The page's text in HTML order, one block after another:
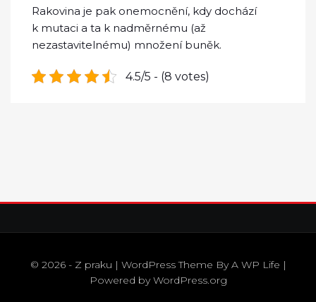
Rakovina je pak onemocnění, kdy dochází
k mutaci a ta k nadměrnému (až
nezastavitelnému) množení buněk.
4.5/5 - (8 votes)
© 2026 - Z praku | WordPress Theme ByA WP Life |
Powered byWordPress.org